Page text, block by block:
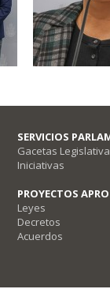
SERVICIOS
Gacetas
Iniciativas
PROYECTOS
Leyes
Decretos
Acuerdos